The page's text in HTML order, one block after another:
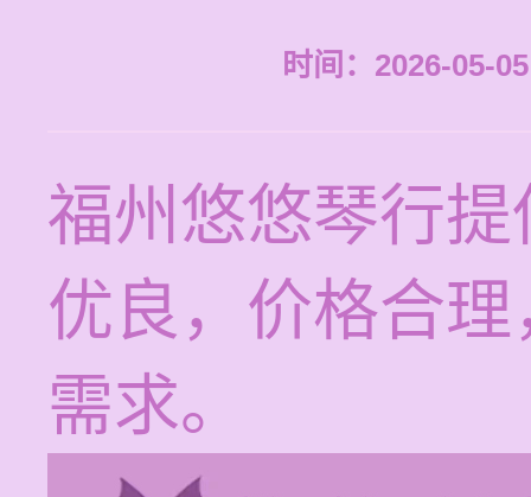
时间：2026-05-
福州悠悠琴行
优良，价格合
需求。